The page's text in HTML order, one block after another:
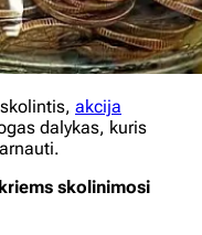
akcija
dalykas, kuris
skolinimosi